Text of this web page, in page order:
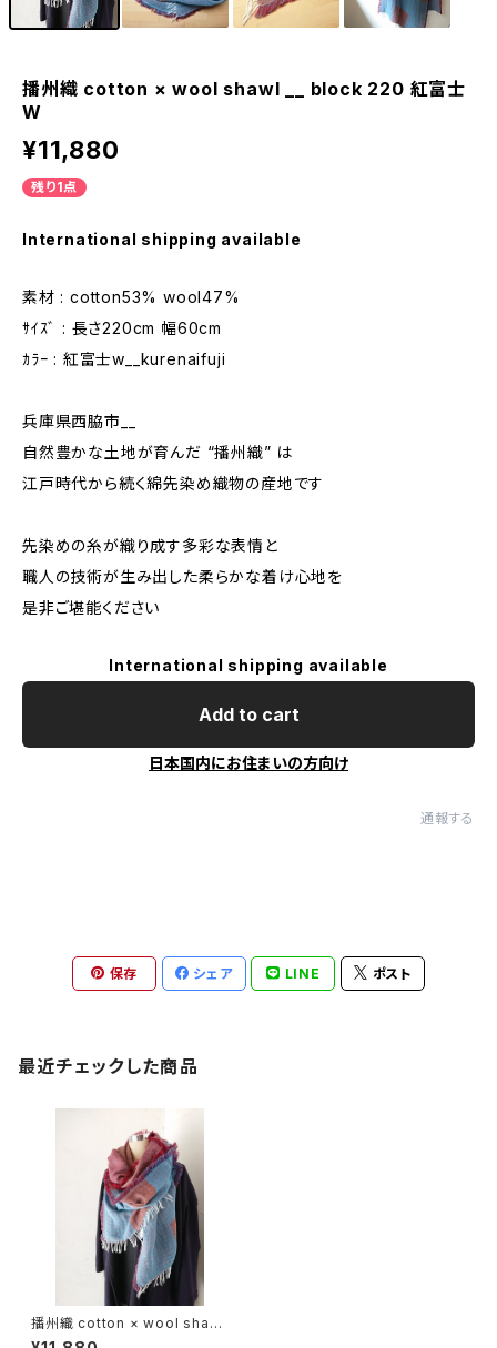
播州織 cotton × wool shawl __ block 220 紅富士
W
¥11,880
残り1点
International shipping available
素材 : cotton53% wool47%
ｻｲｽﾞ : 長さ220cm 幅60cm
ｶﾗｰ : 紅富士w__kurenaifuji
兵庫県西脇市__
自然豊かな土地が育んだ “播州織” は
江戸時代から続く綿先染め織物の産地です
先染めの糸が織り成す多彩な表情と
職人の技術が生み出した柔らかな着け心地を
是非ご堪能ください
International shipping available
Add to cart
日本国内にお住まいの方向け
通報する
保存 シェア LINE ポスト
最近チェックした商品
播州織 cotton × wool shawl
__ block 220 紅富士W